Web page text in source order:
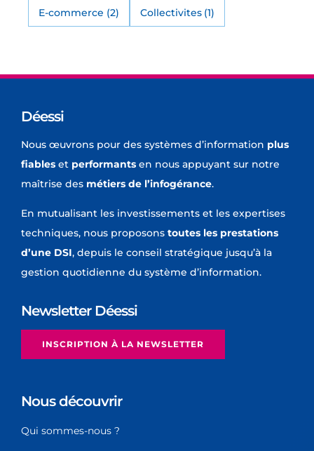
E-commerce (2) Collectivites (1)
Déessi
Nous œuvrons pour des systèmes d’information plus
fiablesetperformantsen nous appuyant sur notre
maîtrise des métiers de l’infogérance.
En mutualisant les investissements et les expertises
techniques, nous proposonstoutes les prestations
d’une DSI, depuis le conseil stratégique jusqu’à la
gestion quotidienne du système d’information.
Newsletter Déessi
INSCRIPTION À LA NEWSLETTER
Nous découvrir
Qui sommes-nous ?